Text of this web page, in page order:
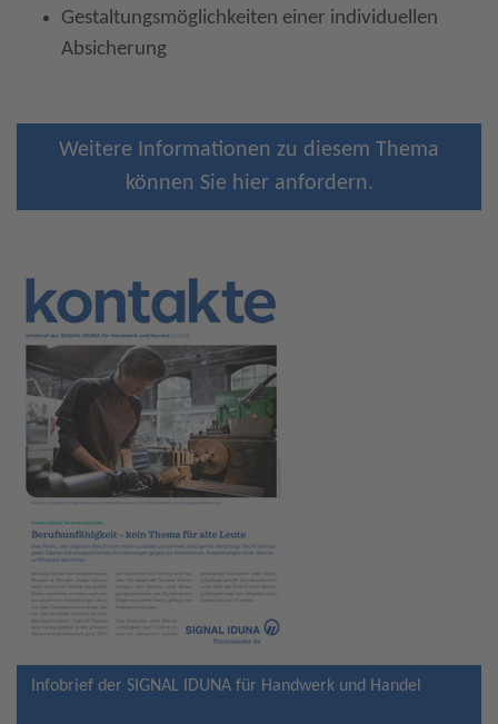
Gestaltungsmöglichkeiten einer individuellen
Absicherung
Weitere Informationen zu diesem Thema
können Sie hier anfordern.
Infobrief der SIGNAL IDUNA für Handwerk und Handel